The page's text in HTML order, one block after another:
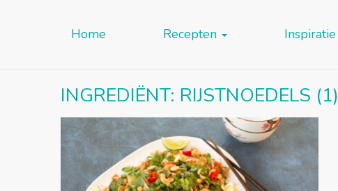
Home Recepten Inspiratie
INGREDIËNT: RIJSTNOEDELS (1)